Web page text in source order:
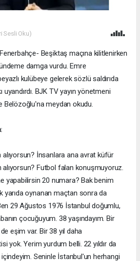
Sesli Oku)
Beşiktaş maçına kilitlenirken
damga vurdu. Emre
kulübeye gelerek sözlü saldırıda
uyandırdı. BJK TV yayın yönetmeni
Belözoğlu'na meydan okudu.
İnsanlara ana avrat küfür
Futbol falan konuşmuyoruz.
yapabilirsin 20 numara? Bak benim
yarıda oynanan maçtan sonra da
29 Ağustos 1976 İstanbul doğumlu,
çocuğuyum. 38 yaşındayım. Bir
eşim var. Bir 38 yıl daha
yok. Yerim yurdum belli. 22 yıldır da
içindeyim. Seninle İstanbul'un herhangi